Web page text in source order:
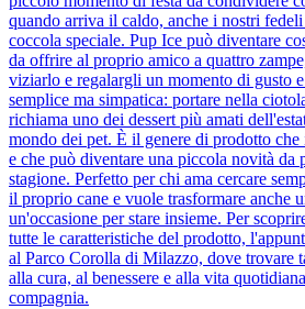
quando arriva il caldo, anche i nostri
coccola speciale. Pup Ice può diventare
da offrire al proprio amico a quattro
viziarlo e regalargli un momento di gusto
semplice ma simpatica: portare nella
richiama uno dei dessert più amati
mondo dei pet. È il genere di prodotto
e che può diventare una piccola novità da
stagione. Perfetto per chi ama cercare
il proprio cane e vuole trasformare anche
un'occasione per stare insieme. Per
tutte le caratteristiche del prodotto,
al Parco Corolla di Milazzo, dove trovare
alla cura, al benessere e alla vita
compagnia.